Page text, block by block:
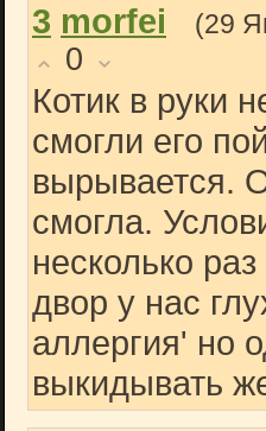
3 morfei (29
0
Котик в руки
смогли его
вырывается.
смогла.
несколько
двор у нас
аллергия' но
выкидывать